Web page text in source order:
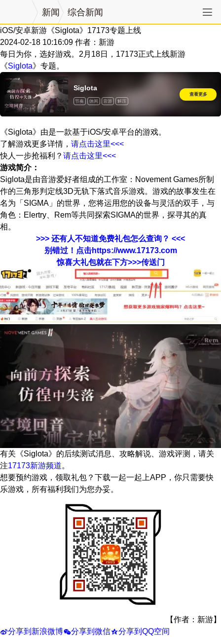
新闻 综合新闻
iOS/安卓新游《Siglota》17173专题上线
2024-02-18 10:16:09 作者：新游
每日为你，选好游戏。2月18日，17173正式上线新游
《Siglota》专题。
Siglota
节奏 休闲 音游 解压
查看更多
《Siglota》由是一款基于iOS/安卓平台的游戏。
了解游戏更多详情， 请点击这里<<<
快人一步抢福利？ 请点击这里<<<
游戏简介：
Siglota是由音游爱好者组成的工作室：Novement Games所制
作的三角形判定线3D无轨下落式音乐游戏。游戏的故事发生在
名为「SIGMA」的世界，您将运用您的设备与灵活的双手，与
角色：Elertry、Rem等共同探索SIGMA的世界，探寻其的真
相。
>>> 还有人不知道免费礼包怎么查询？ <<<
别错过！点击https://www.17173.com
惊喜大礼包就在下方>>>传送门
有关 《Siglota》 的后续测试消息、攻略解说、游戏评测，请关
注17173新游频道。
想要预约游戏，领取礼包？下载一起一起上APP，你只需要快
乐游戏，所有福利我们为您办妥。
【作者：新游】
t分享到新浪微博w分享到微信z分享到QQ空间